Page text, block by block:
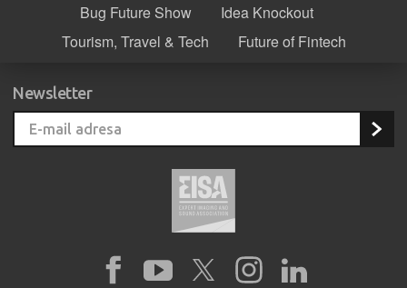
Bug Future Show
Idea Knockout
Tourism, Travel & Tech
Future of Fintech
Newsletter